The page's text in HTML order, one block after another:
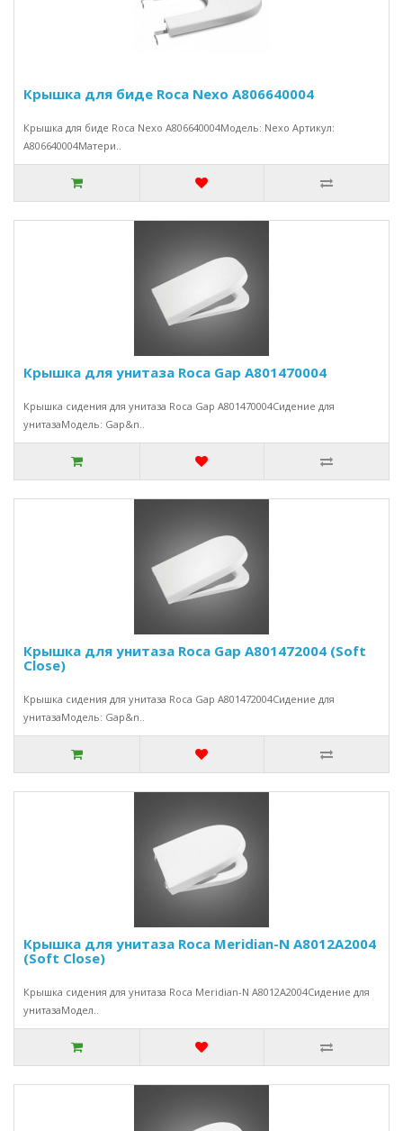
Крышка для биде Roca Nexo A806640004
Крышка для биде Roca Nexo A806640004Модель: Nexo Артикул:
A806640004Матери..
Крышка для унитаза Roca Gap A801470004
Крышка сидения для унитаза Roca Gap A801470004Сидение для
унитазаМодель: Gap&n..
Крышка для унитаза Roca Gap A801472004 (Soft
Close)
Крышка сидения для унитаза Roca Gap A801472004Сидение для
унитазаМодель: Gap&n..
Крышка для унитаза Roca Meridian-N A8012A2004
(Soft Close)
Крышка сидения для унитаза Roca Meridian-N A8012A2004Сидение для
унитазаМодел..